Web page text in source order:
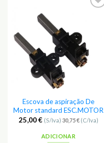
Escova de aspiração De
Motor standard ESC.MOTOR
25,00€ (S/Iva) 30,75€(C/Iva)
ADICIONAR